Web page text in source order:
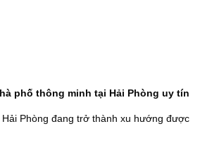
phố thông minh tại Hải Phòng uy tín
Phòng đang trở thành xu hướng được